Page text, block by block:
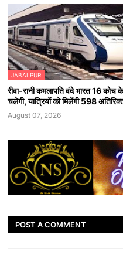
JABALPUR
रीवा-रानी कमलापति वंदे भारत 16 कोच
चलेगी, यात्रियों को मिलेंगी 598
August 07, 2026
POST A COMMENT